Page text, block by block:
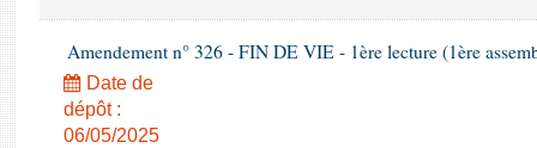
Amendement n° 326 - FIN DE VIE - 1ère lecture (1ère
Date de
dépôt :
06/05/2025